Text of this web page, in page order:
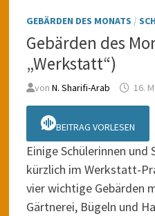
GEBÄRDEN DES MONATS /
Gebärden des
„Werkstatt“)
von N. Sharifi-Arab 16.
BEITRAG VORLESEN
Einige Schülerinnen und
kürzlich im Werkstatt-
vier wichtige Gebärden
Gärtnerei, Bügeln und